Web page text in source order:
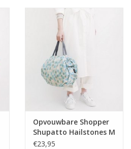
Opvouwbare Shopper
Shupatto Hailstones M
€23,95